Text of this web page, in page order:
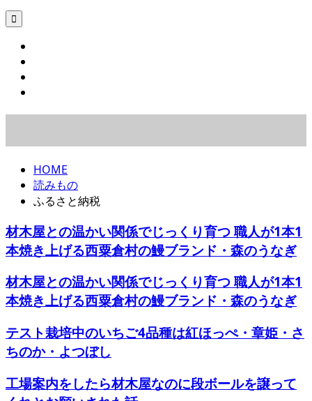

HOME
読みもの
ふるさと納税
材木屋との温かい関係でじっくり育つ 職人が1本1
本焼き上げる西粟倉村の鰻ブランド・森のうなぎ
材木屋との温かい関係でじっくり育つ 職人が1本1
本焼き上げる西粟倉村の鰻ブランド・森のうなぎ
テスト栽培中のいちご4品種は紅ほっぺ・章姫・さ
ちのか・よつぼし
工場案内をしたら材木屋なのに段ボールを譲って